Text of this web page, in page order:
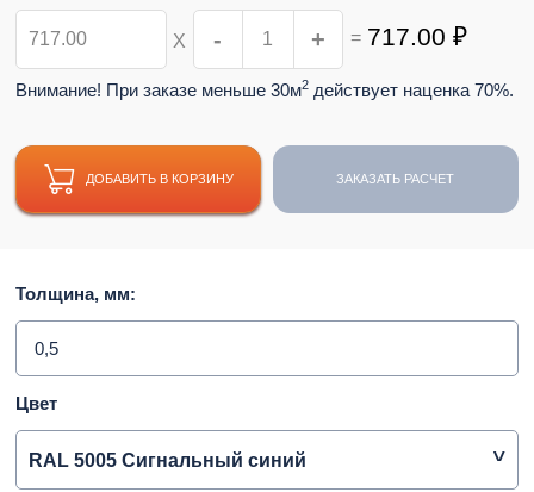
Х - + = 717.00 ₽
Внимание! При заказе меньше 30м2 действует наценка 70%.
ДОБАВИТЬ В КОРЗИНУ ЗАКАЗАТЬ РАСЧЕТ
Толщина, мм:
0,5
Цвет
RAL 5005 Сигнальный синий